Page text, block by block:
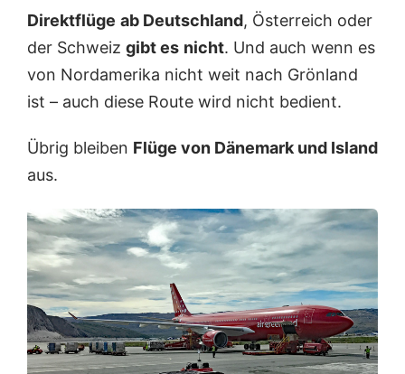
Direktflüge ab Deutschland, Österreich oder
der Schweiz gibt es nicht. Und auch wenn es
von Nordamerika nicht weit nach Grönland
ist – auch diese Route wird nicht bedient.
Übrig bleiben Flüge von Dänemark und Island
aus.